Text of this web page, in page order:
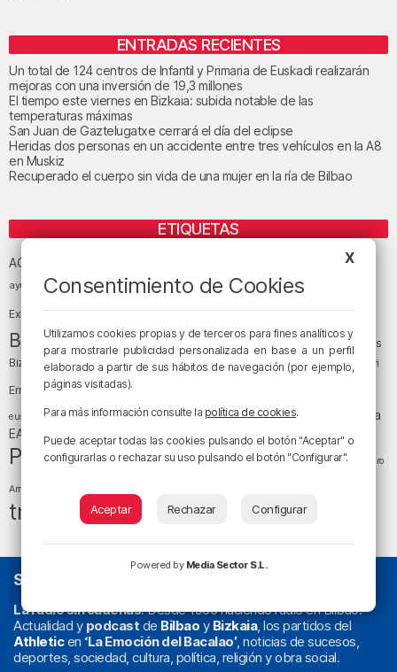
ENTRADAS RECIENTES
Un total de 124 centros de Infantil y Primaria de Euskadi realizarán
mejoras con una inversión de 19,3 millones
El tiempo este viernes en Bizkaia: subida notable de las
temperaturas máximas
San Juan de Gaztelugatxe cerrará el día del eclipse
Heridas dos personas en un accidente entre tres vehículos en la A8
en Muskiz
Recuperado el cuerpo sin vida de una mujer en la ría de Bilbao
ETIQUETAS
ACB
ayuntamiento de Bilbao baloncesto Barakaldo Basauri BEC (Bilbao
Exhibition Center) BilbaoBilbao BasketBizkaia
Bizkaia y sus comarcas Copa del Rey cultura Cáritas
Bizkaia
Deusto Diócesis de Bilbao Egunon Bizkaia el tiempo Enkarterri
Ernesto Valverde Ertzaintza
euskera fiestas fútbol Gobierno vasco juanma jubera LaLiga
LaLiga
EA Sports
Liga Endesa música noticias Osakidetza planes
Política religión San Mamés sociedadsucesos Teatro
Arriaga
tráfico en Bizkaia
SOBRE NOSOTROS
La radio sin cadenas. Desde 1960 haciendo radio en Bilbao.
Actualidad y podcast de Bilbao y Bizkaia, los partidos del
Athleticen ‘La Emoción del Bacalao’, noticias de sucesos,
deportes, sociedad, cultura, política, religión y obra social.
X
Consentimiento de Cookies
Utilizamos cookies propias y de terceros para fines analíticos y
para mostrarle publicidad personalizada en base a un perfil
elaborado a partir de sus hábitos de navegación (por ejemplo,
páginas visitadas).
Para más información consulte la política de cookies.
Puede aceptar todas las cookies pulsando el botón "Aceptar" o
configurarlas o rechazar su uso pulsando el botón "Configurar".
Aceptar Rechazar Configurar
Powered by Media Sector S.L.